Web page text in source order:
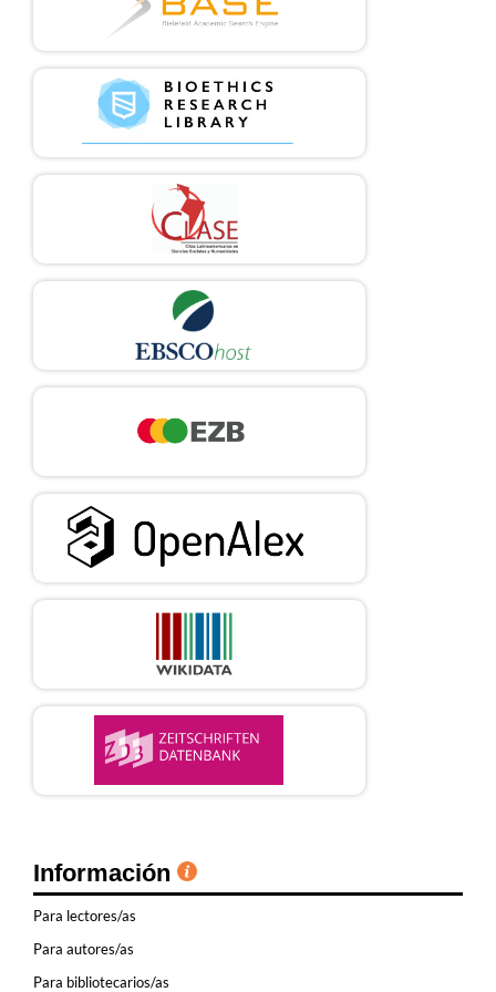
Información
Para lectores/as
Para autores/as
Para bibliotecarios/as